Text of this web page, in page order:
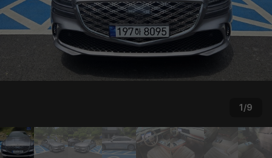
1/9